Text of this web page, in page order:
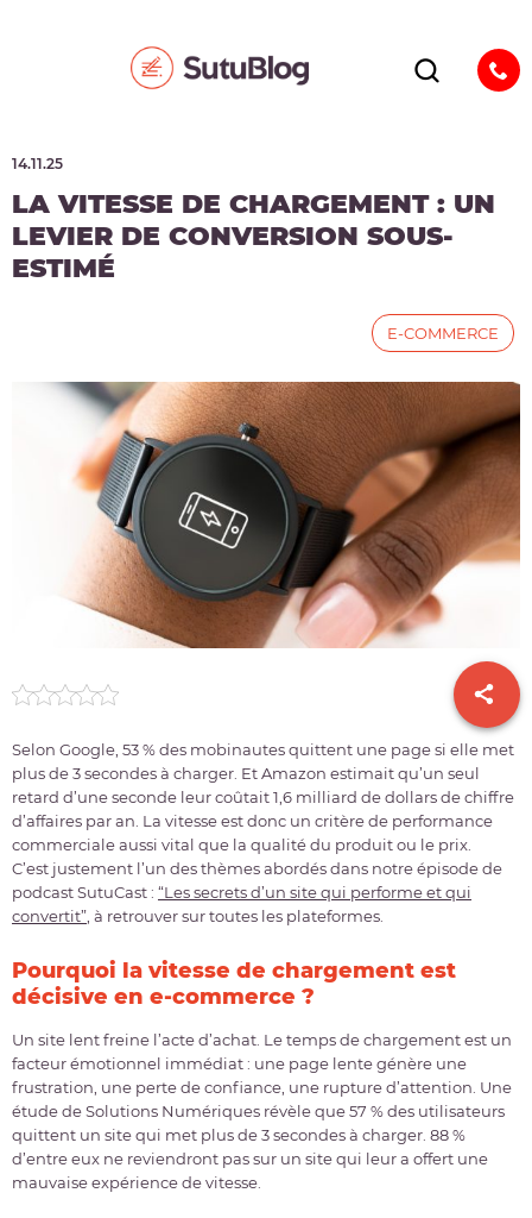
14.11.25
LA VITESSE DE CHARGEMENT : UN
LEVIER DE CONVERSION SOUS-
ESTIMÉ
E-COMMERCE
Selon Google, 53 % des mobinautes quittent une page si elle met
plus de 3 secondes à charger. Et Amazon estimait qu’un seul
retard d’une seconde leur coûtait 1,6 milliard de dollars de chiffre
d’affaires par an. La vitesse est donc un critère de performance
commerciale aussi vital que la qualité du produit ou le prix.
C’est justement l’un des thèmes abordés dans notre épisode de
podcast SutuCast : “Les secrets d’un site qui performe et qui
convertit” , à retrouver sur toutes les plateformes.
Pourquoi la vitesse de chargement est
décisive en e-commerce ?
Un site lent freine l’acte d’achat. Le temps de chargement est un
facteur émotionnel immédiat : une page lente génère une
frustration, une perte de confiance, une rupture d’attention. Une
étude de Solutions Numériques révèle que 57 % des utilisateurs
quittent un site qui met plus de 3 secondes à charger. 88 %
d’entre eux ne reviendront pas sur un site qui leur a offert une
mauvaise expérience de vitesse.